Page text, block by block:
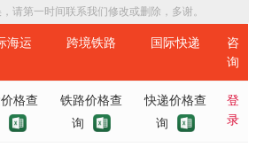
请第一时间联系我们修改或删除，多谢。
海运 跨境铁路 国际快递
咨
询
格查
铁路价格查
询
快递价格查
询
登
录